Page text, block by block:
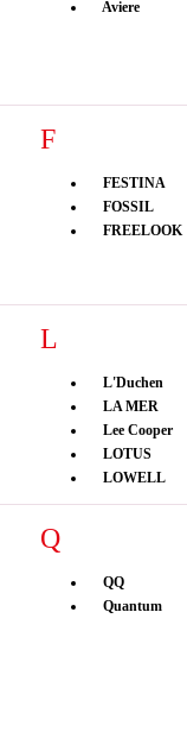
Aviere
F
FESTINA
FOSSIL
FREELOOK
L
L'Duchen
LA MER
Lee Cooper
LOTUS
LOWELL
Q
QQ
Quantum